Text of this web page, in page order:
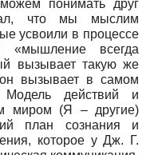
понимать друг
что мы мыслим
усвоили в процессе
«мышление всегда
вызывает такую же
вызывает в самом
действий и
миром (Я – другие)
план сознания и
которое у Дж. Г.